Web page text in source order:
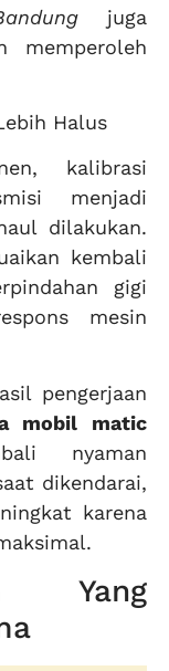
juga
memperoleh
Halus
kalibrasi
menjadi
dilakukan.
kembali
gigi
mesin
pengerjaan
mobil matic
nyaman
dikendarai,
karena
Yang